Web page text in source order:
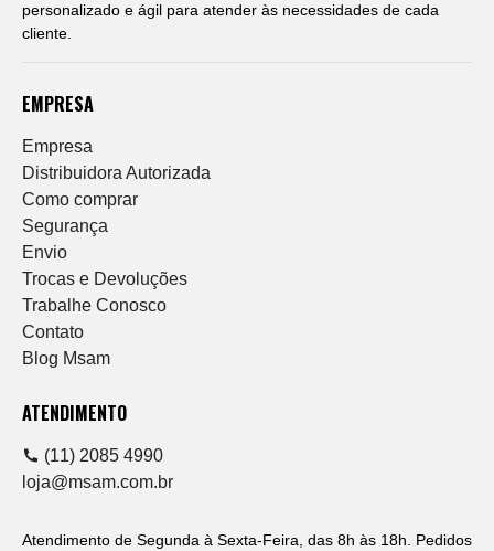
personalizado e ágil para atender às necessidades de cada
cliente.
EMPRESA
Empresa
Distribuidora Autorizada
Como comprar
Segurança
Envio
Trocas e Devoluções
Trabalhe Conosco
Contato
Blog Msam
ATENDIMENTO
(11) 2085 4990
loja@msam.com.br
Atendimento de Segunda à Sexta-Feira, das 8h às 18h. Pedidos